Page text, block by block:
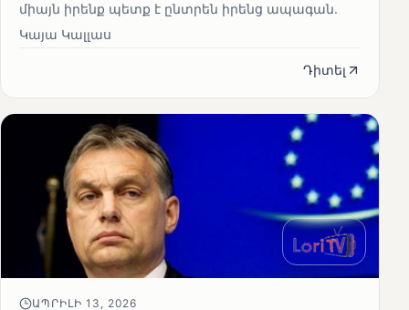
միայն իրենք պետք է ընտրեն իրենց ապագան.
Կայա Կալլաս
Դիտել
ԱՊՐԻԼԻ 13, 2026